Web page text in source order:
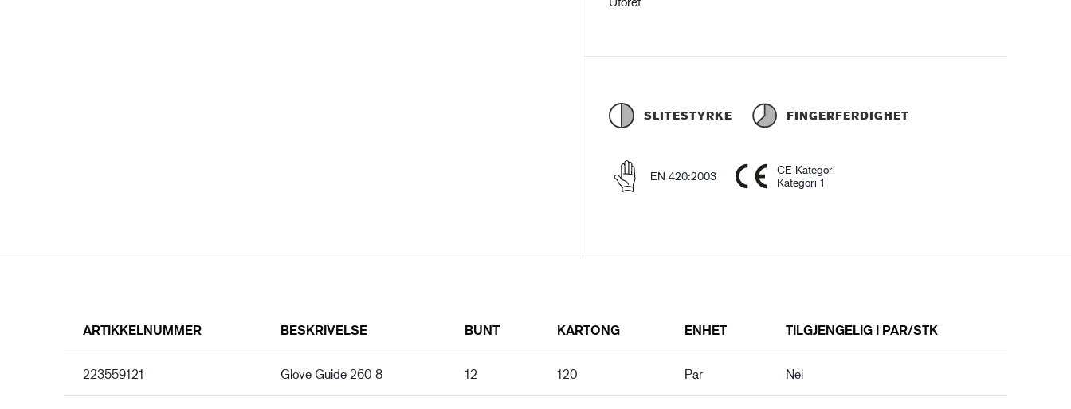
SLITESTYRKE FINGERFERDIGHET
EN 420:2003
CE Kategori
Kategori 1
ARTIKKELNUMMER BESKRIVELSE BUNT KARTONG ENHET TILGJENGELIG I PAR/STK
223559121 Glove Guide 260 8 12 120 Par Nei